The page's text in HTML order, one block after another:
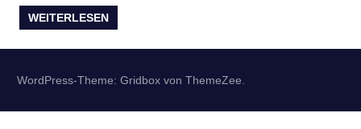
WEITERLESEN
WordPress-Theme: Gridbox von ThemeZee.